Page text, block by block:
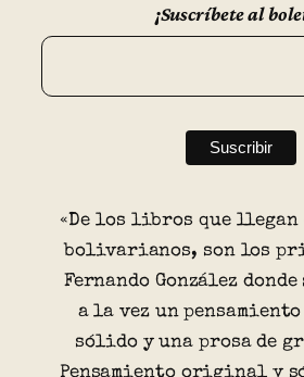
¡Suscríbete al
«De los libros que llegan
bolivarianos, son los
Fernando González
a la vez un
sólido y una prosa de
Pensamiento original y